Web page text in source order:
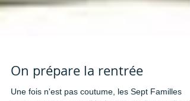
On prépare la rentrée